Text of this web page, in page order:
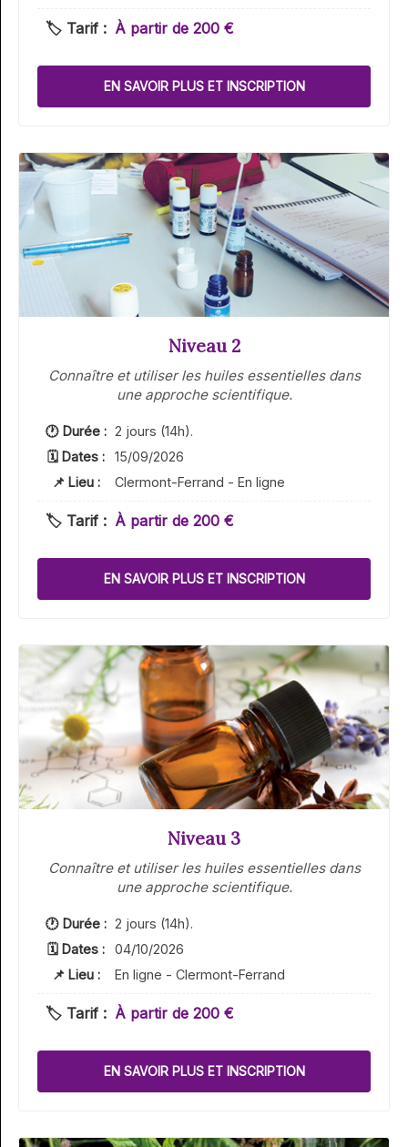
RÉFLEXOGUE (RECONNU PAR LE
SPN)
🏷️ Tarif : À partir de 200 €
EN SAVOIR PLUS ET INSCRIPTION
Niveau 2
Connaître et utiliser les huiles essentielles dans
une approche scientifique.
🕐 Durée : 2 jours (14h).
🗓 Dates :
15/09/2026
📌 Lieu :
Clermont-Ferrand - En ligne
🏷️ Tarif : À partir de 200 €
EN SAVOIR PLUS ET INSCRIPTION
Niveau 3
Connaître et utiliser les huiles essentielles dans
une approche scientifique.
🕐 Durée : 2 jours (14h).
🗓 Dates :
04/10/2026
📌 Lieu :
En ligne - Clermont-Ferrand
🏷️ Tarif : À partir de 200 €
EN SAVOIR PLUS ET INSCRIPTION